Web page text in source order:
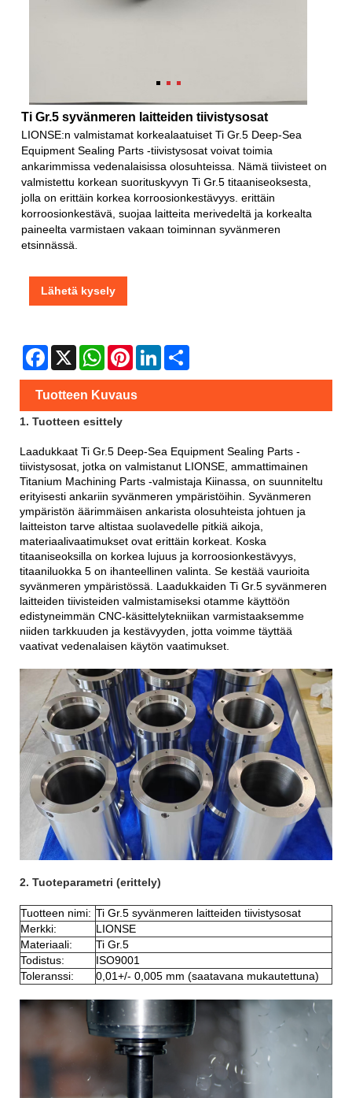
Ti Gr.5 syvänmeren laitteiden tiivistysosat
LIONSE:n valmistamat korkealaatuiset Ti Gr.5 Deep-Sea
Equipment Sealing Parts -tiivistysosat voivat toimia
ankarimmissa vedenalaisissa olosuhteissa. Nämä tiivisteet on
valmistettu korkean suorituskyvyn Ti Gr.5 titaaniseoksesta,
jolla on erittäin korkea korroosionkestävyys. erittäin
korroosionkestävä, suojaa laitteita merivedeltä ja korkealta
paineelta varmistaen vakaan toiminnan syvänmeren
etsinnässä.
Lähetä kysely
Facebook
X WhatsAppPinterestLinkedIn
Tuotteen Kuvaus
1. Tuotteen esittely
Laadukkaat Ti Gr.5 Deep-Sea Equipment Sealing Parts -
tiivistysosat, jotka on valmistanut LIONSE, ammattimainen
Titanium Machining Parts -valmistaja Kiinassa, on suunniteltu
erityisesti ankariin syvänmeren ympäristöihin. Syvänmeren
ympäristön äärimmäisen ankarista olosuhteista johtuen ja
laitteiston tarve altistaa suolavedelle pitkiä aikoja,
materiaalivaatimukset ovat erittäin korkeat. Koska
titaaniseoksilla on korkea lujuus ja korroosionkestävyys,
titaaniluokka 5 on ihanteellinen valinta. Se kestää vaurioita
syvänmeren ympäristössä. Laadukkaiden Ti Gr.5 syvänmeren
laitteiden tiivisteiden valmistamiseksi otamme käyttöön
edistyneimmän CNC-käsittelytekniikan varmistaaksemme
niiden tarkkuuden ja kestävyyden, jotta voimme täyttää
vaativat vedenalaisen käytön vaatimukset.
2. Tuoteparametri (erittely)
Tuotteen nimi: Ti Gr.5 syvänmeren laitteiden tiivistysosat
Merkki:
LIONSE
Materiaali:
Ti Gr.5
Todistus:
ISO9001
Toleranssi:
0,01+/- 0,005 mm (saatavana mukautettuna)